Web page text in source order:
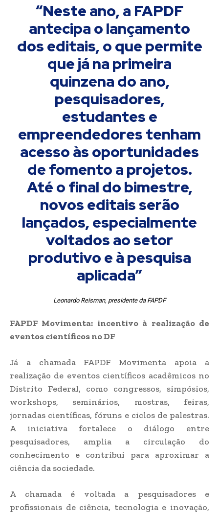
“Neste ano, a FAPDF
antecipa o lançamento
dos editais, o que permite
que já na primeira
quinzena do ano,
pesquisadores,
estudantes e
empreendedores tenham
acesso às oportunidades
de fomento a projetos.
Até o final do bimestre,
novos editais serão
lançados, especialmente
voltados ao setor
produtivo e à pesquisa
aplicada”
Leonardo Reisman, presidente da FAPDF
FAPDF Movimenta: incentivo à realização de
eventos científicos no DF
Já a chamada FAPDF Movimenta apoia a
realização de eventos científicos acadêmicos no
Distrito Federal, como congressos, simpósios,
workshops, seminários, mostras, feiras,
jornadas científicas, fóruns e ciclos de palestras.
A iniciativa fortalece o diálogo entre
pesquisadores, amplia a circulação do
conhecimento e contribui para aproximar a
ciência da sociedade.
A chamada é voltada a pesquisadores e
profissionais de ciência, tecnologia e inovação,